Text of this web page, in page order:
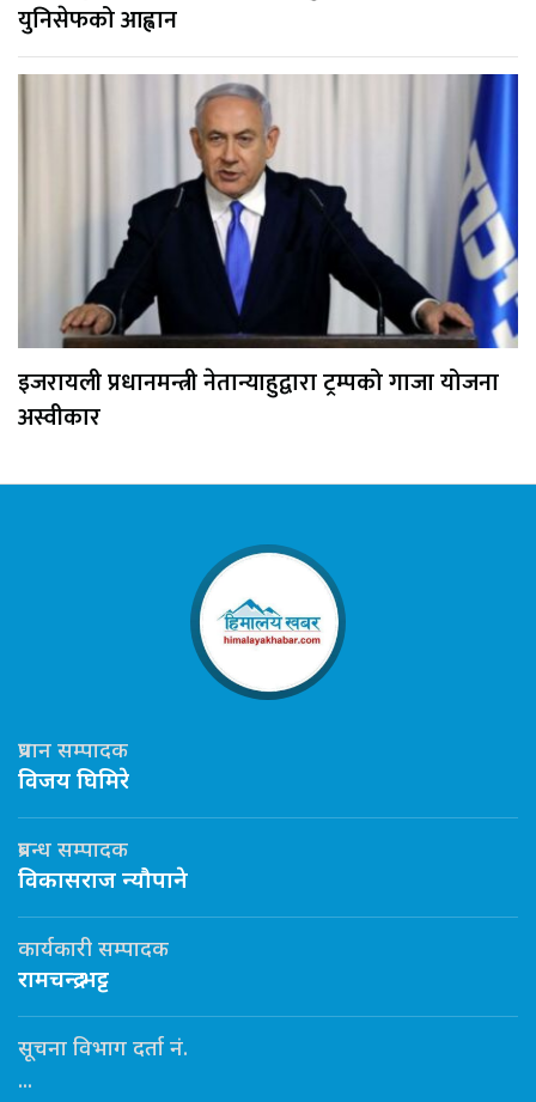
युनिसेफको आह्वान
इजरायली प्रधानमन्त्री नेतान्याहुद्वारा ट्रम्पको गाजा योजना
अस्वीकार
प्रधान सम्पादक
विजय घिमिरे
प्रबन्ध सम्पादक
विकासराज न्यौपाने
कार्यकारी सम्पादक
रामचन्द्र भट्ट
सूचना विभाग दर्ता नं.
...